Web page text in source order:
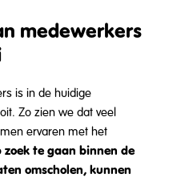
medewerkers
is in de huidige
Zo zien we dat veel
ervaren met het
zoek te gaan binnen de
omscholen, kunnen